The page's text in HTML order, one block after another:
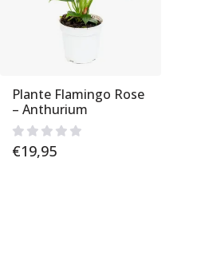
Plante Flamingo Rose
– Anthurium
€19,95